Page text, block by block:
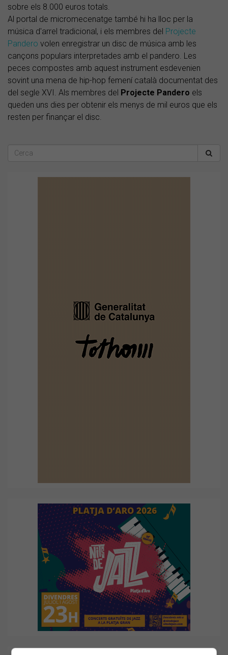
sobre els 8.000 euros totals.
Al portal de micromecenatge també hi ha lloc per la
música d'arrel tradicional, i els membres del Projecte
Pandero volen enregistrar un disc de música amb les
cançons populars interpretades amb el pandero. Les
peces compostes amb aquest instrument esdevenien
sovint una mena de hip-hop femení català documentat des
del segle XVI. Als membres del Projecte Pandero els
queden uns dies per obtenir els menys de mil euros que els
resten per finançar el disc.